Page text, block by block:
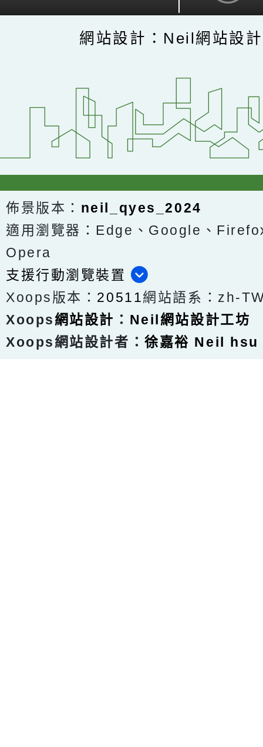
網站設計：Neil網站設
佈景版本： neil_qyes_2024
適用瀏覽器：Edge、Google、
Opera
支援行動瀏覽裝置
Xoops版本： 20511網站語系：zh-
Xoops網站設計 ： Neil網站設計工坊
Xoops網站設計者：徐嘉裕 Neil hsu